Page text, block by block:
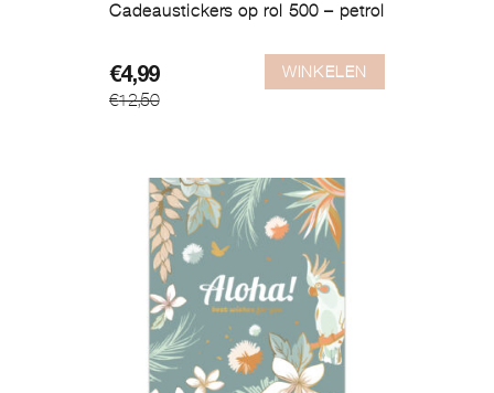
Cadeaustickers op rol 500 – petrol
€12,50
Oorspronkelijke
prijs
€4,99
Huidige
prijs
WINKELEN